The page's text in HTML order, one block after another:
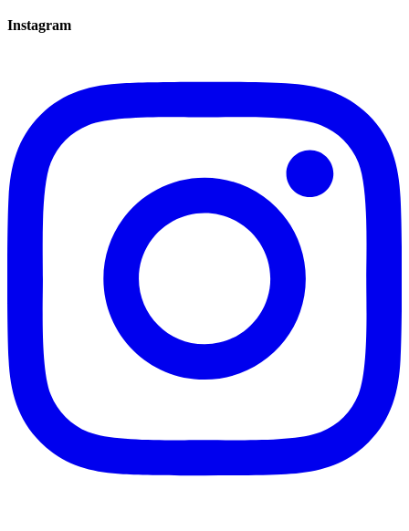
Instagram